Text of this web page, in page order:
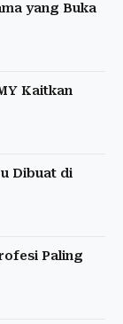
yang Buka
Kaitkan
Dibuat di
Paling